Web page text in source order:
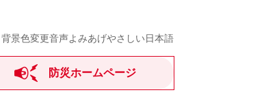
景色変更音声よみあげやさしい日本語
防災ホームページ